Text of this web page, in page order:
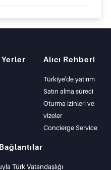
Alıcı Rehberi
Türkiye'de yatırım
Satın alma süreci
Oturma izinleri ve
vizeler
Concierge Service
Türk Vatandaşlığı